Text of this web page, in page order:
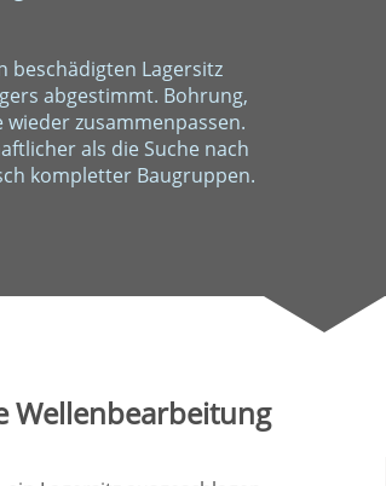
beschädigten Lagersitz
abgestimmt. Bohrung,
wieder zusammenpassen.
als die Suche nach
kompletter Baugruppen.
Wellenbearbeitung